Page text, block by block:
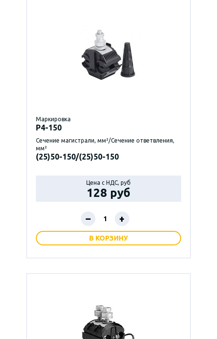
Маркировка
P4-150
Сечение магистрали, мм²/Сечение ответвления,
мм²
(25)50-150/(25)50-150
Цена с НДС, руб
128 руб
– +
В КОРЗИНУ